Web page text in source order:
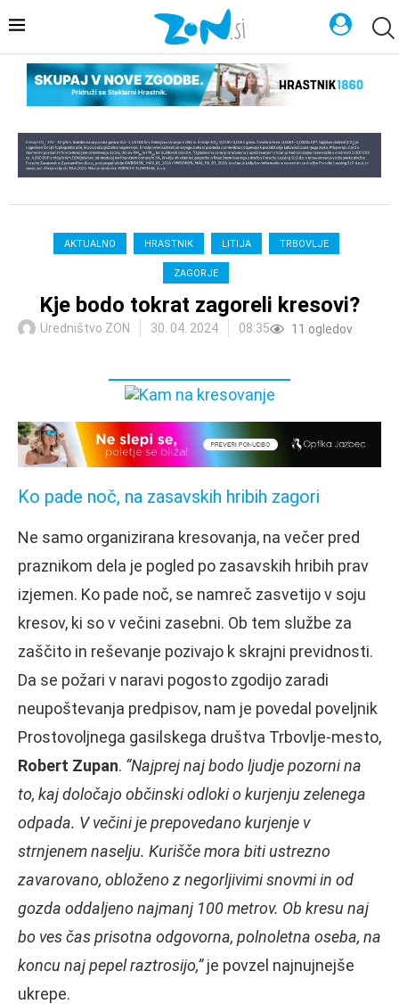
AKTUALNO HRASTNIK LITIJA TRBOVLJE
ZAGORJE
Kje bodo tokrat zagoreli kresovi?
Uredništvo ZON 30. 04. 2024 08:35 11 ogledov
Ko pade noč, na zasavskih hribih zagori
Ne samo organizirana kresovanja, na večer pred
praznikom dela je pogled po zasavskih hribih prav
izjemen. Ko pade noč, se namreč zasvetijo v soju
kresov, ki so v večini zasebni. Ob tem službe za
zaščito in reševanje pozivajo k skrajni previdnosti.
Da se požari v naravi pogosto zgodijo zaradi
neupoštevanja predpisov, nam je povedal poveljnik
Prostovoljnega gasilskega društva Trbovlje-mesto,
Robert Zupan. “Najprej naj bodo ljudje pozorni na
to, kaj določajo občinski odloki o kurjenju zelenega
odpada. V večini je prepovedano kurjenje v
strnjenem naselju. Kurišče mora biti ustrezno
zavarovano, obloženo z negorljivimi snovmi in od
gozda oddaljeno najmanj 100 metrov. Ob kresu naj
bo ves čas prisotna odgovorna, polnoletna oseba, na
koncu naj pepel raztrosijo,”je povzel najnujnejše
ukrepe.